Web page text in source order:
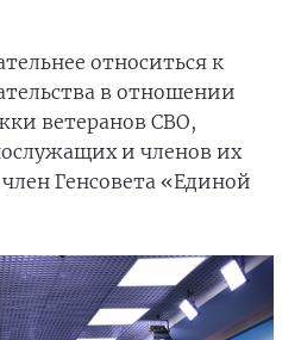
относиться к
в отношении
ветеранов СВО,
и членов их
Генсовета «Единой